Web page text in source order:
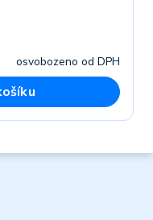
osvobozeno od DPH